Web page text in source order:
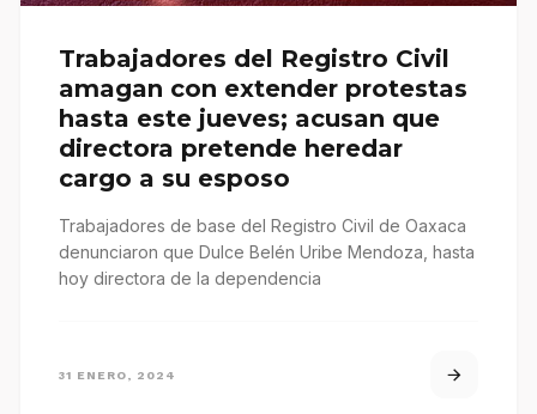
Trabajadores del Registro Civil
amagan con extender protestas
hasta este jueves; acusan que
directora pretende heredar
cargo a su esposo
Trabajadores de base del Registro Civil de Oaxaca
denunciaron que Dulce Belén Uribe Mendoza, hasta
hoy directora de la dependencia
31 ENERO, 2024